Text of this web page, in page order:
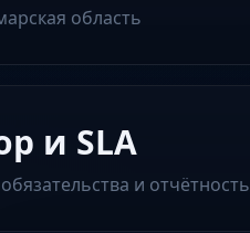
область
и SLA
и отчётность